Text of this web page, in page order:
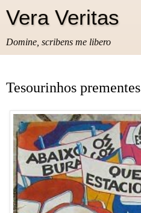
Vera Veritas
Domine, scribens me libero
Tesourinhos prementes